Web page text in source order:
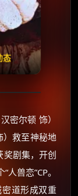
态
密尔顿 饰）
）救至神秘地
奖剧集，开创
兽恋”CP。
道形成双重